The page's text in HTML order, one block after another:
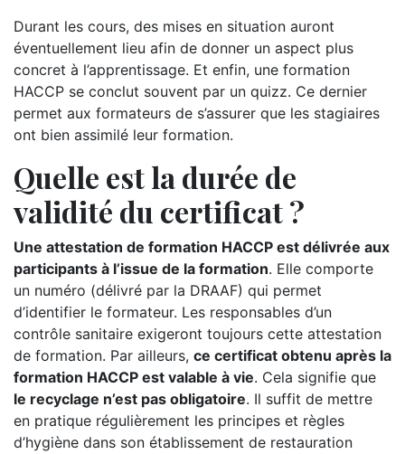
Durant les cours, des mises en situation auront
éventuellement lieu afin de donner un aspect plus
concret à l’apprentissage. Et enfin, une formation
HACCP se conclut souvent par un quizz. Ce dernier
permet aux formateurs de s’assurer que les stagiaires
ont bien assimilé leur formation.
Quelle est la durée de
validité du certificat ?
Une attestation de formation HACCP est délivrée aux
participants à l’issue de la formation. Elle comporte
un numéro (délivré par la DRAAF) qui permet
d’identifier le formateur. Les responsables d’un
contrôle sanitaire exigeront toujours cette attestation
de formation. Par ailleurs, ce certificat obtenu après la
formation HACCP est valable à vie. Cela signifie que
le recyclage n’est pas obligatoire. Il suffit de mettre
en pratique régulièrement les principes et règles
d’hygiène dans son établissement de restauration